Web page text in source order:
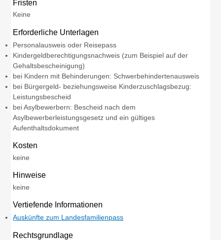
Fristen
Keine
Erforderliche Unterlagen
Personalausweis oder Reisepass
Kindergeldberechtigungsnachweis (zum Beispiel auf der
Gehaltsbescheinigung)
bei Kindern mit Behinderungen: Schwerbehindertenausweis
bei Bürgergeld- beziehungsweise Kinderzuschlagsbezug:
Leistungsbescheid
bei Asylbewerbern: Bescheid nach dem
Asylbewerberleistungsgesetz und ein gültiges
Aufenthaltsdokument
Kosten
keine
Hinweise
keine
Vertiefende Informationen
Auskünfte zum Landesfamilienpass
Rechtsgrundlage